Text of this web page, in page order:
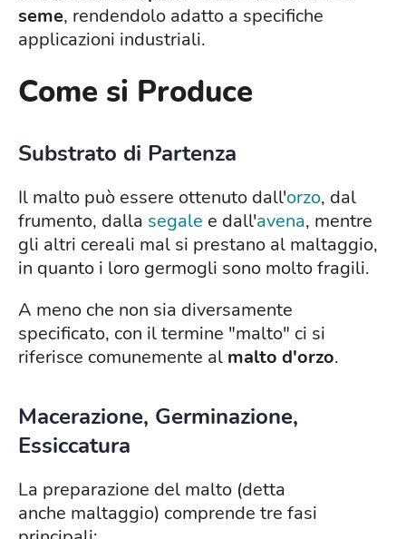
seme, rendendolo adatto a specifiche
applicazioni industriali.
Come si Produce
Substrato di Partenza
Il malto può essere ottenuto dall'orzo, dal
frumento, dalla segale e dall'avena, mentre
gli altri cereali mal si prestano al maltaggio,
in quanto i loro germogli sono molto fragili.
A meno che non sia diversamente
specificato, con il termine "malto" ci si
riferisce comunemente al malto d'orzo.
Macerazione, Germinazione,
Essiccatura
La preparazione del malto (detta
anche maltaggio) comprende tre fasi